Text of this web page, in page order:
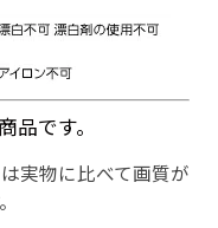
です。
実物に比べて画質が